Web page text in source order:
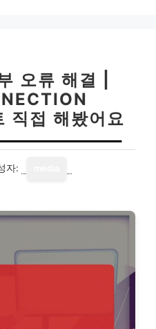
오류 해결 |
직접 해봤어요
자: